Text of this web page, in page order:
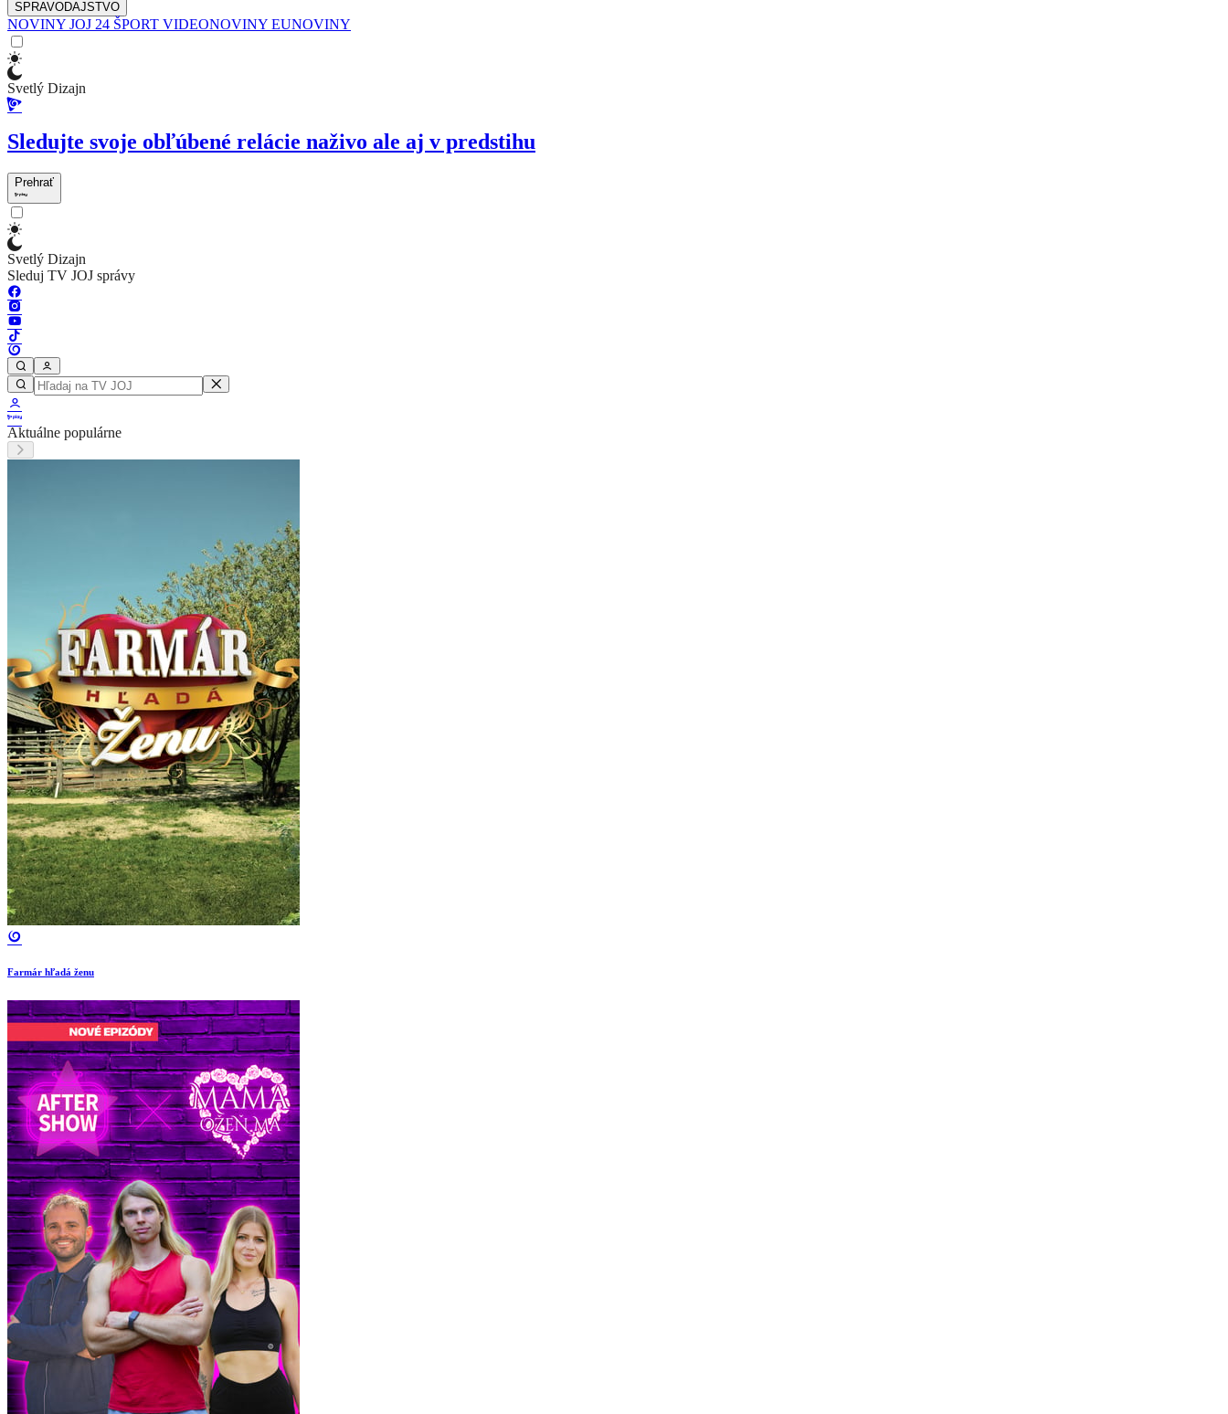
SPRAVODAJSTVO
NOVINY JOJ 24 ŠPORT VIDEONOVINY EUNOVINY
Svetlý Dizajn
Sledujte svoje obľúbené relácie naživo ale aj v predstihu
Prehrať
Svetlý Dizajn
Sleduj TV JOJ správy
Aktuálne populárne
Farmár hľadá ženu